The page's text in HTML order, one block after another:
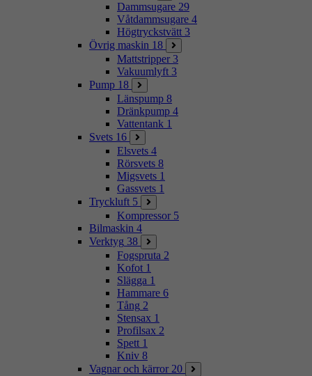
Dammsugare 29
Våtdammsugare 4
Högtryckstvätt 3
Övrig maskin 18
Mattstripper 3
Vakuumlyft 3
Pump 18
Länspump 8
Dränkpump 4
Vattentank 1
Svets 16
Elsvets 4
Rörsvets 8
Migsvets 1
Gassvets 1
Tryckluft 5
Kompressor 5
Bilmaskin 4
Verktyg 38
Fogspruta 2
Kofot 1
Slägga 1
Hammare 6
Tång 2
Stensax 1
Profilsax 2
Spett 1
Kniv 8
Vagnar och kärror 20